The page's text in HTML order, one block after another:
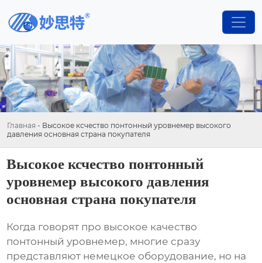
Главная - Высокое ксчество понтонный уровнемер высокого
давления основная страна покупателя
Высокое ксчество понтонный
уровнемер высокого давления
основная страна покупателя
Когда говорят про высокое качество
понтонный уровнемер, многие сразу
представляют немецкое оборудование, но на